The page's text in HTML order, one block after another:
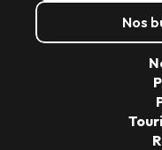
Nos